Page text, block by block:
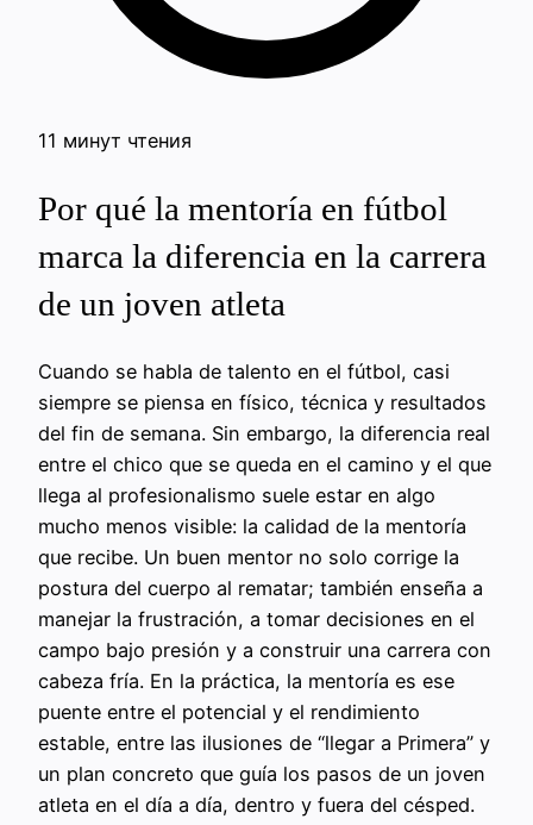
11 минут чтения
Por qué la mentoría en fútbol
marca la diferencia en la carrera
de un joven atleta
Cuando se habla de talento en el fútbol, casi
siempre se piensa en físico, técnica y resultados
del fin de semana. Sin embargo, la diferencia real
entre el chico que se queda en el camino y el que
llega al profesionalismo suele estar en algo
mucho menos visible: la calidad de la mentoría
que recibe. Un buen mentor no solo corrige la
postura del cuerpo al rematar; también enseña a
manejar la frustración, a tomar decisiones en el
campo bajo presión y a construir una carrera con
cabeza fría. En la práctica, la mentoría es ese
puente entre el potencial y el rendimiento
estable, entre las ilusiones de “llegar a Primera” y
un plan concreto que guía los pasos de un joven
atleta en el día a día, dentro y fuera del césped.